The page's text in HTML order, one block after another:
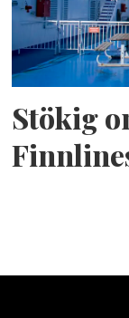
Stökig